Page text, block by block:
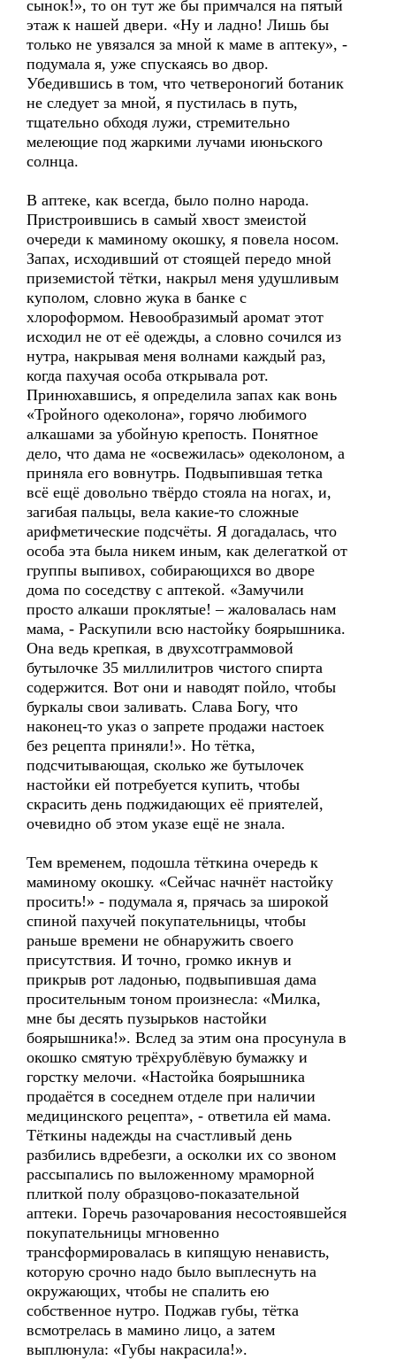
сынок!», то он тут же бы примчался на пятый
этаж к нашей двери. «Ну и ладно! Лишь бы
только не увязался за мной к маме в аптеку», -
подумала я, уже спускаясь во двор.
Убедившись в том, что четвероногий ботаник
не следует за мной, я пустилась в путь,
тщательно обходя лужи, стремительно
мелеющие под жаркими лучами июньского
солнца.
В аптеке, как всегда, было полно народа.
Пристроившись в самый хвост змеистой
очереди к маминому окошку, я повела носом.
Запах, исходивший от стоящей передо мной
приземистой тётки, накрыл меня удушливым
куполом, словно жука в банке с
хлороформом. Невообразимый аромат этот
исходил не от её одежды, а словно сочился из
нутра, накрывая меня волнами каждый раз,
когда пахучая особа открывала рот.
Принюхавшись, я определила запах как вонь
«Тройного одеколона», горячо любимого
алкашами за убойную крепость. Понятное
дело, что дама не «освежилась» одеколоном, а
приняла его вовнутрь. Подвыпившая тетка
всё ещё довольно твёрдо стояла на ногах, и,
загибая пальцы, вела какие-то сложные
арифметические подсчёты. Я догадалась, что
особа эта была никем иным, как делегаткой от
группы выпивох, собирающихся во дворе
дома по соседству с аптекой. «Замучили
просто алкаши проклятые! – жаловалась нам
мама, - Раскупили всю настойку боярышника.
Она ведь крепкая, в двухсотграммовой
бутылочке 35 миллилитров чистого спирта
содержится. Вот они и наводят пойло, чтобы
буркалы свои заливать. Слава Богу, что
наконец-то указ о запрете продажи настоек
без рецепта приняли!». Но тётка,
подсчитывающая, сколько же бутылочек
настойки ей потребуется купить, чтобы
скрасить день поджидающих её приятелей,
очевидно об этом указе ещё не знала.
Тем временем, подошла тёткина очередь к
маминому окошку. «Сейчас начнёт настойку
просить!» - подумала я, прячась за широкой
спиной пахучей покупательницы, чтобы
раньше времени не обнаружить своего
присутствия. И точно, громко икнув и
прикрыв рот ладонью, подвыпившая дама
просительным тоном произнесла: «Милка,
мне бы десять пузырьков настойки
боярышника!». Вслед за этим она просунула в
окошко смятую трёхрублёвую бумажку и
горстку мелочи. «Настойка боярышника
продаётся в соседнем отделе при наличии
медицинского рецепта», - ответила ей мама.
Тёткины надежды на счастливый день
разбились вдребезги, а осколки их со звоном
рассыпались по выложенному мраморной
плиткой полу образцово-показательной
аптеки. Горечь разочарования несостоявшейся
покупательницы мгновенно
трансформировалась в кипящую ненависть,
которую срочно надо было выплеснуть на
окружающих, чтобы не спалить ею
собственное нутро. Поджав губы, тётка
всмотрелась в мамино лицо, а затем
выплюнула: «Губы накрасила!».